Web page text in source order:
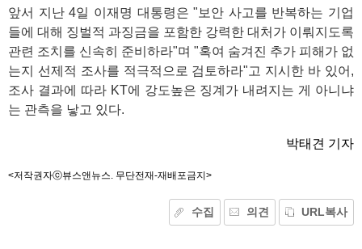
앞서 지난 4일 이재명 대통령은 "보안 사고를 반복하는 기업
들에 대해 징벌적 과징금을 포함한 강력한 대처가 이뤄지도록
관련 조치를 신속히 준비하라"며 "혹여 숨겨진 추가 피해가 없
는지 선제적 조사를 적극적으로 검토하라"고 지시한 바 있어,
조사 결과에 따라 KT에 강도높은 징계가 내려지는 게 아니냐
는 관측을 낳고 있다.
박태견 기자
<저작권자ⓒ뷰스앤뉴스. 무단전재-재배포금지>
수집 의견 URL복사